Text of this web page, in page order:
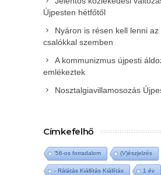
Újpesten hétfőtől
Nyáron is résen kell lenni az
csalókkal szemben
A kommunizmus újpesti
emlékeztek
Nosztalgiavillamosozás
Címkefelhő
'56-os forradalom (V)észjelzés
- Rálátás Kiállítás Kiállítás 1 év